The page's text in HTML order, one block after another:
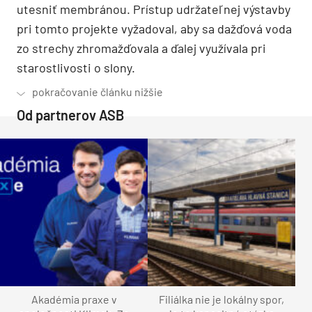
utesniť membránou. Prístup udržateľnej výstavby
pri tomto projekte vyžadoval, aby sa dažďová voda
zo strechy zhromažďovala a ďalej využívala pri
starostlivosti o slony.
Od partnerov ASB
Akadémia praxe v
Filiálka nie je lokálny spor,